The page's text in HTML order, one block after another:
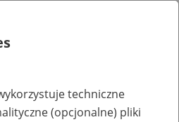
techniczne
(opcjonalne) pliki